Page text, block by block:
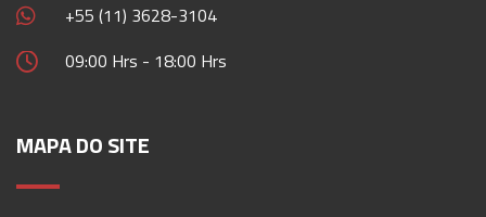
+55 (11) 3628-3104
09:00 Hrs - 18:00 Hrs
MAPA DO SITE